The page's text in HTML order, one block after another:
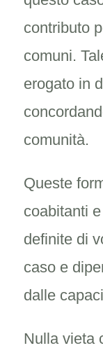
contributo
comuni.
erogato in
comunità.
Queste
coabitanti
definite di
caso e
dalle
Nulla vieta